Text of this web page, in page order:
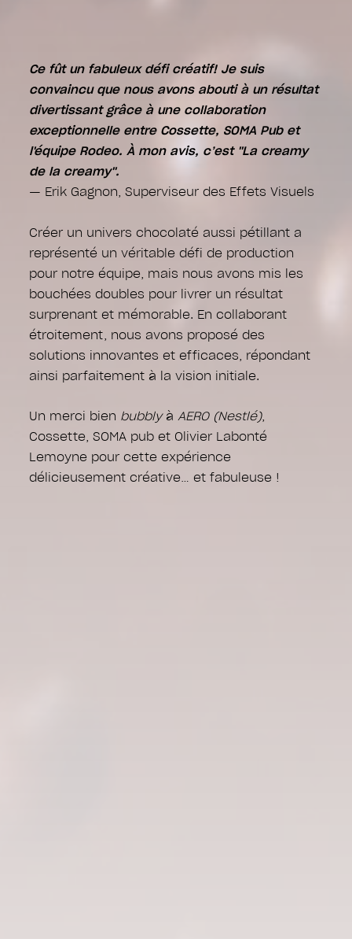
Ce fût un fabuleux défi créatif! Je suis
convaincu que nous avons abouti à un résultat
divertissant grâce à une collaboration
exceptionnelle entre Cossette, SOMA Pub et
l'équipe Rodeo. À mon avis, c’est "La creamy
de la creamy".
— Erik Gagnon, Superviseur des Effets Visuels
Créer un univers chocolaté aussi pétillant a
représenté un véritable défi de production
pour notre équipe, mais nous avons mis les
bouchées doubles pour livrer un résultat
surprenant et mémorable. En collaborant
étroitement, nous avons proposé des
solutions innovantes et efficaces, répondant
ainsi parfaitement à la vision initiale.
Un merci bien bubblyàAERO (Nestlé),
Cossette, SOMA pub et Olivier Labonté
Lemoyne pour cette expérience
délicieusement créative… et fabuleuse !